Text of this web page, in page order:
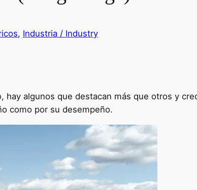
, Industria / Industry
algunos que destacan más que otros y
como por su desempeño.